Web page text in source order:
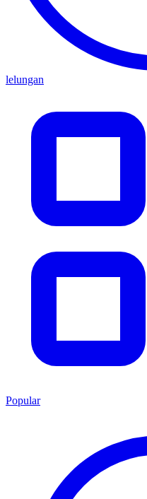
lelungan
Popular